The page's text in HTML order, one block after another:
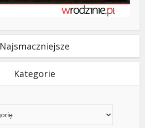
Najsmaczniejsze
Kategorie